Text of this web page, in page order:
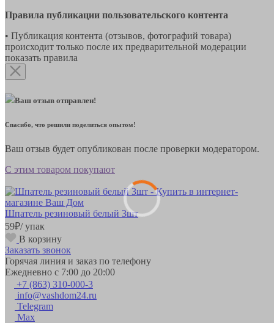
Правила публикации пользовательского контента
• Публикация контента (отзывов, фотографий товара)
происходит только после их предварительной модерации
показать правила
Ваш отзыв отправлен!
Спасибо, что решили поделиться опытом!
Ваш отзыв будет опубликован после проверки модератором.
С этим товаром покупают
Шпатель резиновый белый 3шт
59₽/ упак
В корзину
Заказать звонок
Горячая линия и заказ по телефону
Ежедневно с 7:00 до 20:00
+7 (863) 310-000-3
info@vashdom24.ru
Telegram
Max